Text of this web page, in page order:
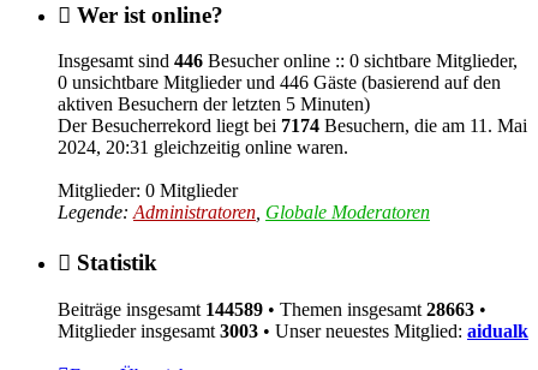
Wer ist online?
Insgesamt sind 446 Besucher online :: 0 sichtbare Mitglieder,
0 unsichtbare Mitglieder und 446 Gäste (basierend auf den
aktiven Besuchern der letzten 5 Minuten)
Der Besucherrekord liegt bei 7174 Besuchern, die am 11. Mai
2024, 20:31 gleichzeitig online waren.
Mitglieder: 0 Mitglieder
Legende: Administratoren Globale Moderatoren
Statistik
Beiträge insgesamt 144589 • Themen insgesamt 28663 •
Mitglieder insgesamt 3003 • Unser neuestes Mitglied: aidualk